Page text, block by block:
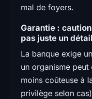
mal de foyers.
Garantie :
pas juste un
La banque exige
un organisme
moins coûteuse à
privilège selon